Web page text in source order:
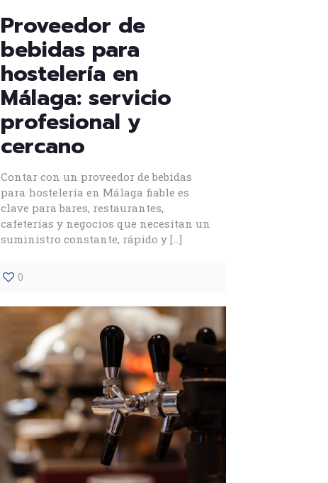
Proveedor de
bebidas para
hostelería en
Málaga: servicio
profesional y
cercano
Contar con un proveedor de bebidas
para hostelería en Málaga fiable es
clave para bares, restaurantes,
cafeterías y negocios que necesitan un
suministro constante, rápido y […]
0